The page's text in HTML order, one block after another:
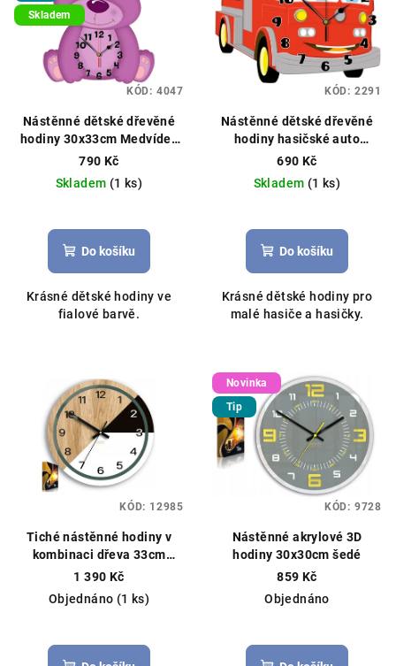
Skladem
Nástěnné dětské dřevěné
hodiny 30x33cm Medvídek
fialový
790 Kč
Skladem (1 ks)
Do košíku
Krásné dětské hodiny ve
fialové barvě.
KÓD: 4047
Nástěnné dětské dřevěné
hodiny hasičské auto
25x35cm
690 Kč
Skladem (1 ks)
Do košíku
Krásné dětské hodiny pro
malé hasiče a hasičky.
KÓD: 2291
Tiché nástěnné hodiny v
kombinaci dřeva 33cm
černo-bílé
1 390 Kč
Objednáno (1 ks)
KÓD: 12985
Novinka
Tip
Nástěnné akrylové 3D
hodiny 30x30cm šedé
859 Kč
Objednáno
KÓD: 9728